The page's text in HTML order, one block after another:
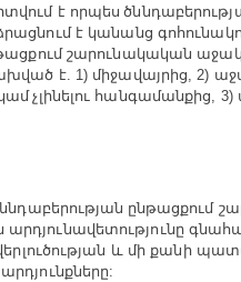
է որպես
է կանանց
շարունակական
է. 1) միջավայրից, 2)
չլինելու հանգամանքից, 3)
ընթացքում
արդյունավետությունը
և մի քանի
արդյունքները: